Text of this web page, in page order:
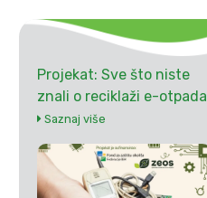
Projekat: Sve što niste
znali o reciklaži e-otpada
Saznaj više